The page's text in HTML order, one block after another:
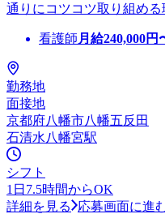
通りにコツコツ取り組める
看護師 月給240,000円
勤務地
面接地
京都府八幡市八幡五反田
石清水八幡宮駅
シフト
1日7.5時間からOK
詳細を見る
応募画面に進